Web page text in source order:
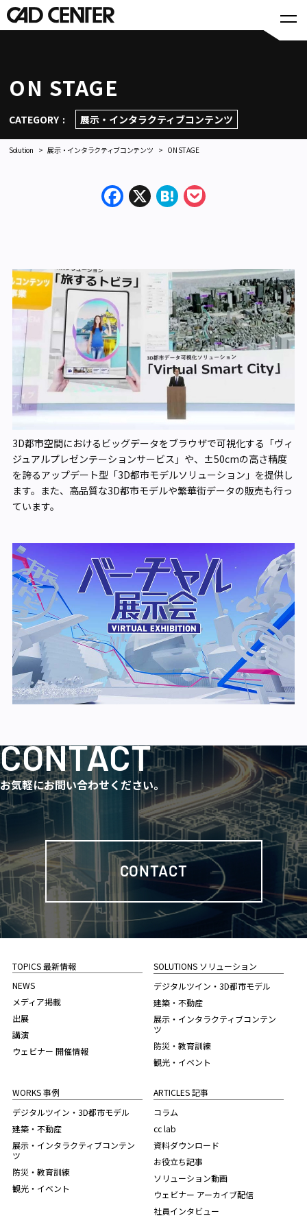
ON STAGE
CATEGORY 展示・インタラクティブコンテンツ
Solution 展示・インタラクティブコンテンツ ON STAGE
Facebook
X Hatena
3D都市空間におけるビッグデータをブラウザで可視化する「ヴィ
ジュアルプレゼンテーションサービス」や、±50cmの高さ精度
を誇るアップデート型「3D都市モデルソリューション」を提供し
ます。また、高品質な3D都市モデルや繁華街データの販売も行っ
ています。
CONTACT
お気軽にお問い合わせください。
CONTACT
TOPICS 最新情報
NEWS
メディア掲載
出展
講演
ウェビナー 開催情報
WORKS 事例
デジタルツイン・3D都市モデル
建築・不動産
展示・インタラクティブコンテン
ツ
防災・教育訓練
観光・イベント
SOLUTIONS ソリューション
デジタルツイン・3D都市モデル
建築・不動産
展示・インタラクティブコンテン
ツ
防災・教育訓練
観光・イベント
ARTICLES 記事
コラム
cc lab
資料ダウンロード
お役立ち記事
ソリューション動画
ウェビナー アーカイブ配信
社員インタビュー